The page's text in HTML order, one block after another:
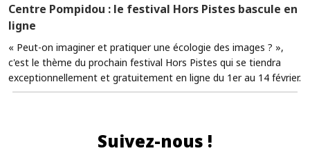
Centre Pompidou : le festival Hors Pistes bascule en
ligne
« Peut-on imaginer et pratiquer une écologie des images ? »,
c'est le thème du prochain festival Hors Pistes qui se tiendra
exceptionnellement et gratuitement en ligne du 1er au 14 février.
Suivez-nous !